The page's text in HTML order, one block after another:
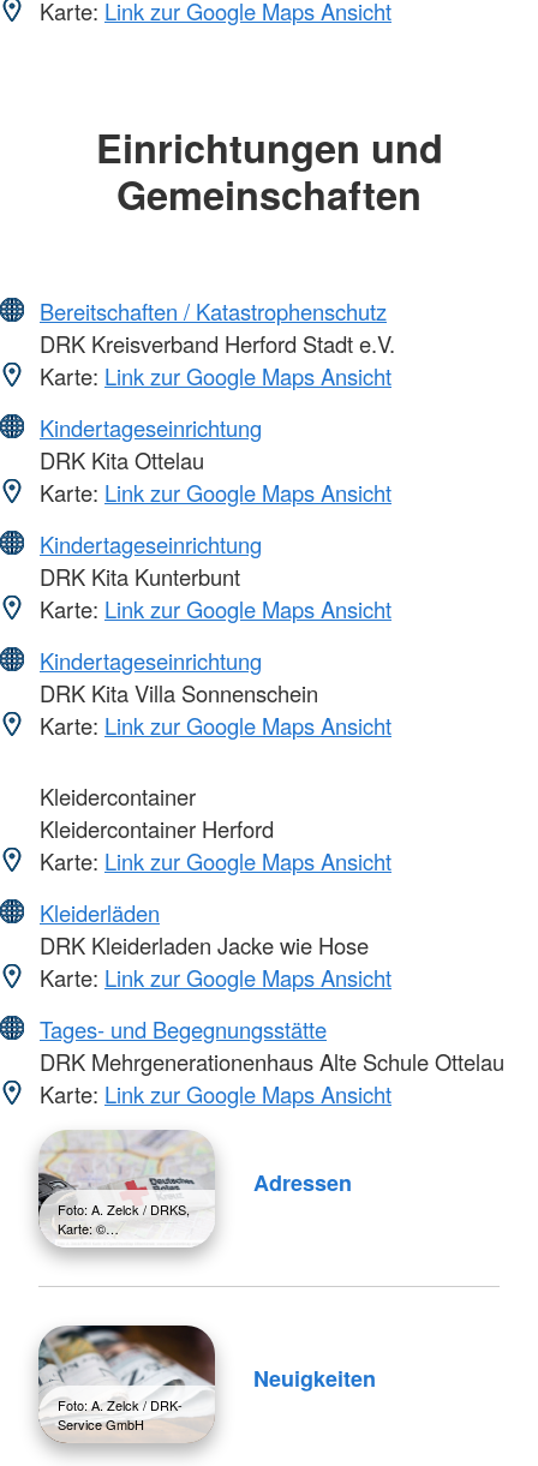
Karte: Link zur Google Maps Ansicht
Einrichtungen und
Gemeinschaften
Bereitschaften / Katastrophenschutz
DRK Kreisverband Herford Stadt e.V.
Karte: Link zur Google Maps Ansicht
Kindertageseinrichtung
DRK Kita Ottelau
Karte: Link zur Google Maps Ansicht
Kindertageseinrichtung
DRK Kita Kunterbunt
Karte: Link zur Google Maps Ansicht
Kindertageseinrichtung
DRK Kita Villa Sonnenschein
Karte: Link zur Google Maps Ansicht
Kleidercontainer
Kleidercontainer Herford
Karte: Link zur Google Maps Ansicht
Kleiderläden
DRK Kleiderladen Jacke wie Hose
Karte: Link zur Google Maps Ansicht
Tages- und Begegnungsstätte
DRK Mehrgenerationenhaus Alte Schule Ottelau
Karte: Link zur Google Maps Ansicht
Foto: A. Zelck / DRKS,
Karte: ©…
Adressen
Foto: A. Zelck / DRK-
Service GmbH
Neuigkeiten